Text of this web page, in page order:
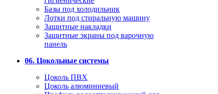
Базы под холодильник
Лотки под стиральную машину
Защитные накладки
Защитные экраны под варочную
панель
06. Цокольные системы
Цоколь ПВХ
Цоколь алюминиевый